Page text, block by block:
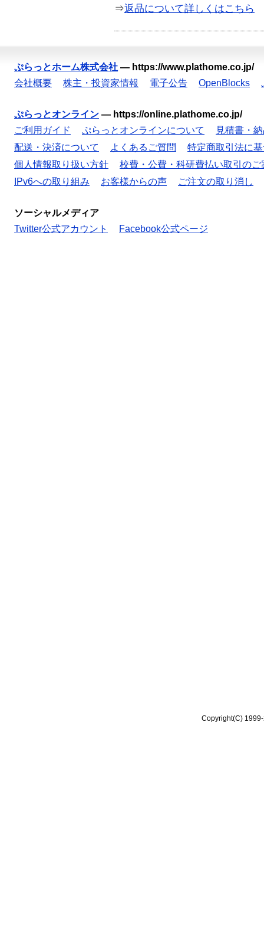
⇒返品について詳しくはこちら
ぷらっとホーム株式会社 — https://www.plathome.co.jp/
会社概要
株主・投資家情報 電子公告 OpenBlocks
ぷらっとオンライン — https://online.plathome.co.jp/
ご利用ガイド
ぷらっとオンラインについて
見積書・
配送・決済について
よくあるご質問
特定商取引法に
個人情報取り扱い方針
校費・公費・科研費払い取引のご
IPv6への取り組み
お客様からの声 ご注文の取り消し
ソーシャルメディア
Twitter公式アカウント
Facebook公式ページ
Copyright(C)